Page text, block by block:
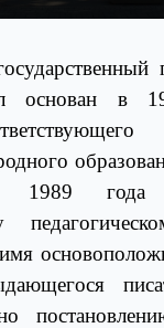
основан в
1989 года